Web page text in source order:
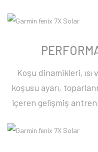
Koşu dinamikleri, ısı
koşusu ayarı,
içeren gelişmiş